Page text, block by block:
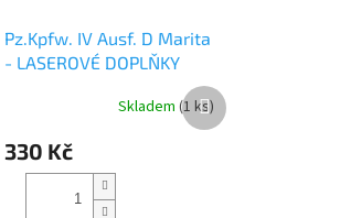
Pz.Kpfw. IV Ausf. D Marita
- LASEROVÉ DOPLŇKY
Skladem (1 ks)
330 Kč
Další
produkt